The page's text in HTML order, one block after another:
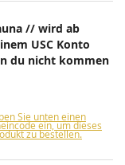
// wird ab
USC Konto
du nicht kommen
Sie unten einen
ein, um dieses
zu bestellen.